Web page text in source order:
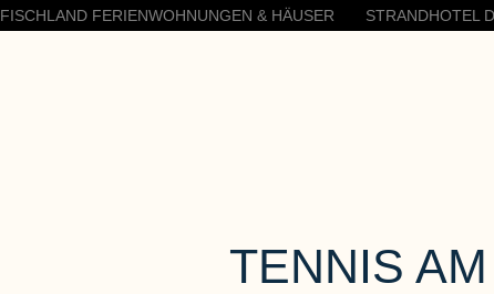
FISCHLAND FERIENWOHNUNGEN & HÄUSER STRANDHOTEL
TENNIS